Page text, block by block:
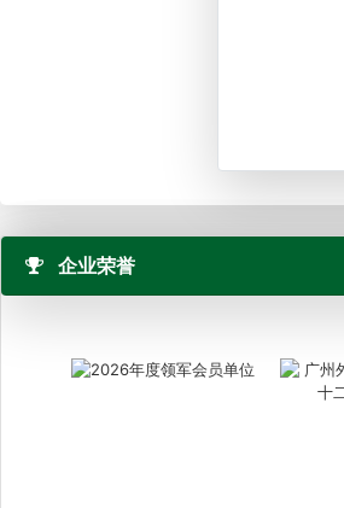
企业荣誉